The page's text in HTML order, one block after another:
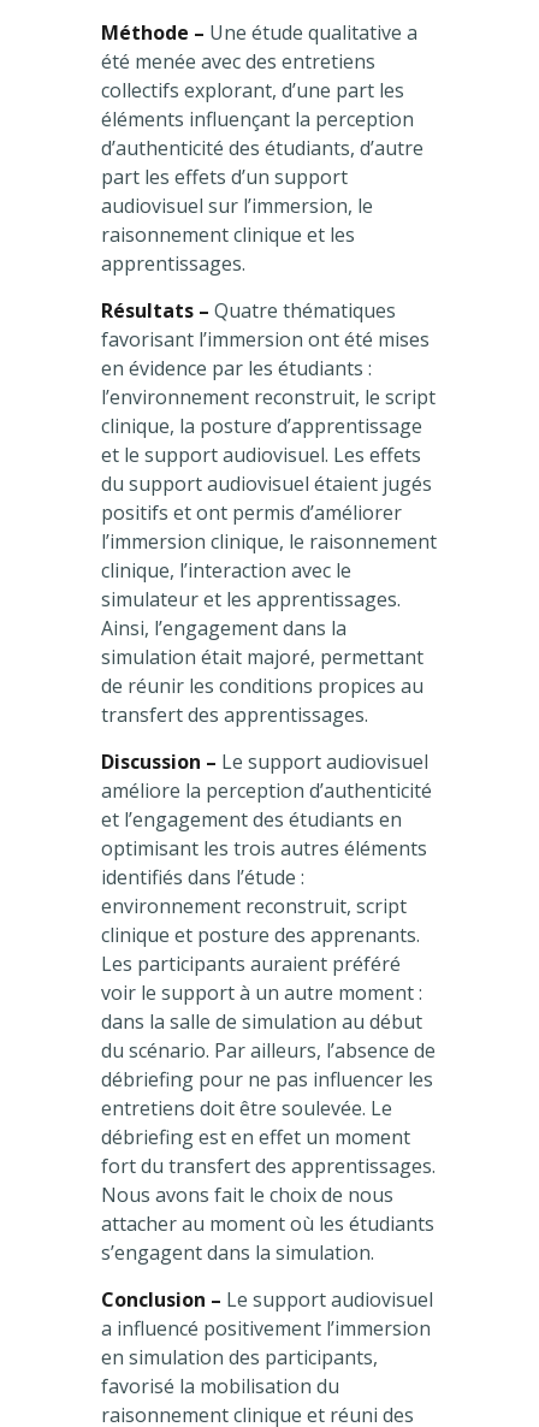
Méthode – Une étude qualitative a
été menée avec des entretiens
collectifs explorant, d’une part les
éléments influençant la perception
d’authenticité des étudiants, d’autre
part les effets d’un support
audiovisuel sur l’immersion, le
raisonnement clinique et les
apprentissages.
Résultats – Quatre thématiques
favorisant l’immersion ont été mises
en évidence par les étudiants :
l’environnement reconstruit, le script
clinique, la posture d’apprentissage
et le support audiovisuel. Les effets
du support audiovisuel étaient jugés
positifs et ont permis d’améliorer
l’immersion clinique, le raisonnement
clinique, l’interaction avec le
simulateur et les apprentissages.
Ainsi, l’engagement dans la
simulation était majoré, permettant
de réunir les conditions propices au
transfert des apprentissages.
Discussion – Le support audiovisuel
améliore la perception d’authenticité
et l’engagement des étudiants en
optimisant les trois autres éléments
identifiés dans l’étude :
environnement reconstruit, script
clinique et posture des apprenants.
Les participants auraient préféré
voir le support à un autre moment :
dans la salle de simulation au début
du scénario. Par ailleurs, l’absence de
débriefing pour ne pas influencer les
entretiens doit être soulevée. Le
débriefing est en effet un moment
fort du transfert des apprentissages.
Nous avons fait le choix de nous
attacher au moment où les étudiants
s’engagent dans la simulation.
Conclusion – Le support audiovisuel
a influencé positivement l’immersion
en simulation des participants,
favorisé la mobilisation du
raisonnement clinique et réuni des